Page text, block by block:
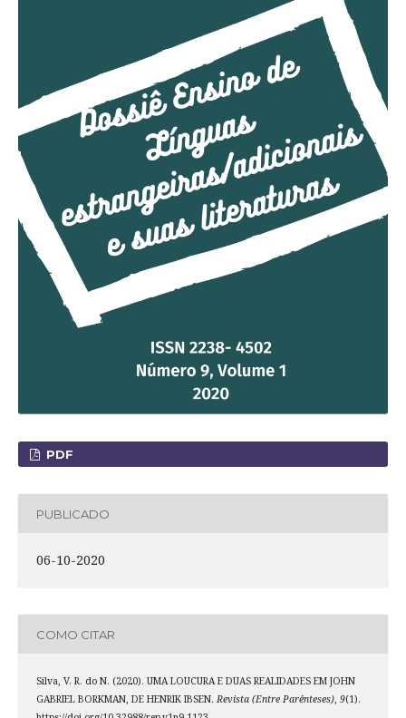
PDF
PUBLICADO
06-10-2020
COMO CITAR
Silva, V. R. do N. (2020). UMA LOUCURA E DUAS REALIDADES EM JOHN
GABRIEL BORKMAN, DE HENRIK IBSEN. Revista (Entre Parênteses), 9(1).